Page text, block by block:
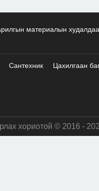
материалын
Сантехник Цахилгаан
хориотой © 2016 -